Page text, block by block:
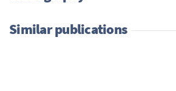
Similar publications